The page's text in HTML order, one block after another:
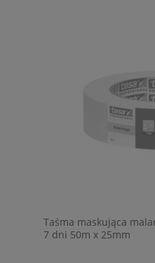
Taśma maskująca
7 dni 50m x 25mm